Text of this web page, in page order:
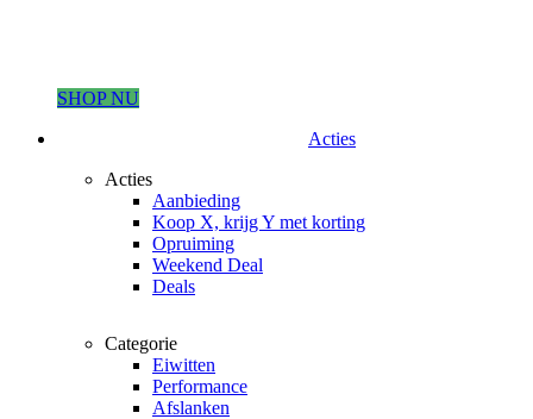
SHOP NU
Acties
Acties
Aanbieding
Koop X, krijg Y met korting
Opruiming
Weekend Deal
Deals
Categorie
Eiwitten
Performance
Afslanken